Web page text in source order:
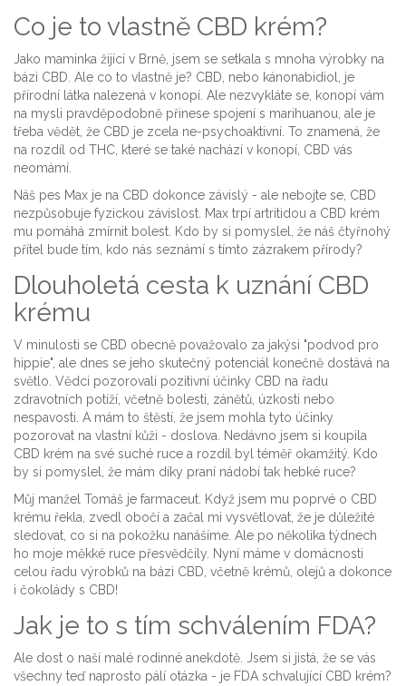
Co je to vlastně CBD krém?
Jako maminka žijící v Brně, jsem se setkala s mnoha výrobky na
bázi CBD. Ale co to vlastně je? CBD, nebo kánonabidiol, je
přírodní látka nalezená v konopí. Ale nezvykláte se, konopí vám
na mysli pravděpodobně přinese spojení s marihuanou, ale je
třeba vědět, že CBD je zcela ne-psychoaktivní. To znamená, že
na rozdíl od THC, které se také nachází v konopí, CBD vás
neomámí.
Náš pes Max je na CBD dokonce závislý - ale nebojte se, CBD
nezpůsobuje fyzickou závislost. Max trpí artritidou a CBD krém
mu pomáhá zmírnit bolest. Kdo by si pomyslel, že náš čtyřnohý
přítel bude tím, kdo nás seznámí s tímto zázrakem přírody?
Dlouholetá cesta k uznání CBD
krému
V minulosti se CBD obecně považovalo za jakýsi "podvod pro
hippie", ale dnes se jeho skutečný potenciál konečně dostává na
světlo. Vědci pozorovali pozitivní účinky CBD na řadu
zdravotních potíží, včetně bolesti, zánětů, úzkosti nebo
nespavosti. A mám to štěstí, že jsem mohla tyto účinky
pozorovat na vlastní kůži - doslova. Nedávno jsem si koupila
CBD krém na své suché ruce a rozdíl byl téměř okamžitý. Kdo
by si pomyslel, že mám díky praní nádobí tak hebké ruce?
Můj manžel Tomáš je farmaceut. Když jsem mu poprvé o CBD
krému řekla, zvedl obočí a začal mi vysvětlovat, že je důležité
sledovat, co si na pokožku nanášíme. Ale po několika týdnech
ho moje měkké ruce přesvědčily. Nyní máme v domácnosti
celou řadu výrobků na bázi CBD, včetně krémů, olejů a dokonce
i čokolády s CBD!
Jak je to s tím schválením FDA?
Ale dost o naší malé rodinné anekdotě. Jsem si jistá, že se vás
všechny teď naprosto pálí otázka - je FDA schvalující CBD krém?